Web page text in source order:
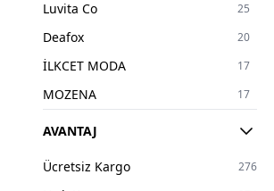
44 6
46 1
48 1
Luvita Co 25
Deafox 20
İLKCET MODA 17
MOZENA 17
Eren Style
AVANTAJ
Ücretsiz Kargo 276